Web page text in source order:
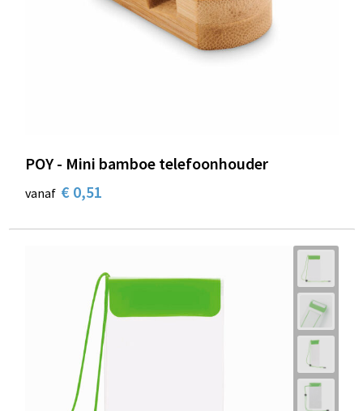
POY - Mini bamboe telefoonhouder
vanaf € 0,51